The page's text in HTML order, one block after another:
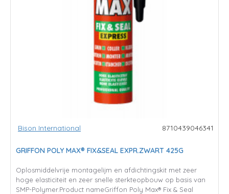
Bison International 8710439046341
GRIFFON POLY MAX® FIX&SEAL EXPR.ZWART 425G
Oplosmiddelvrije montagelijm en afdichtingskit met zeer
hoge elasticiteit en zeer snelle sterkteopbouw op basis van
SMP-Polymer.Product nameGriffon Poly Max® Fix & Seal